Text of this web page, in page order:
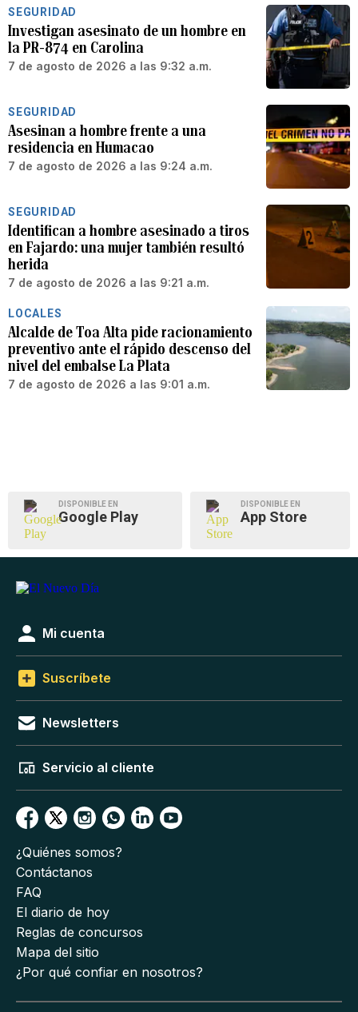
SEGURIDAD
Investigan asesinato de un hombre en
la PR-874 en Carolina
7 de agosto de 2026 a las 9:32 a.m.
SEGURIDAD
Asesinan a hombre frente a una
residencia en Humacao
7 de agosto de 2026 a las 9:24 a.m.
SEGURIDAD
Identifican a hombre asesinado a tiros
en Fajardo: una mujer también resultó
herida
7 de agosto de 2026 a las 9:21 a.m.
LOCALES
Alcalde de Toa Alta pide racionamiento
preventivo ante el rápido descenso del
nivel del embalse La Plata
7 de agosto de 2026 a las 9:01 a.m.
DISPONIBLE EN
Google Play
DISPONIBLE EN
App Store
Mi cuenta
Suscríbete
Newsletters
Servicio al cliente
¿Quiénes somos?
Contáctanos
FAQ
El diario de hoy
Reglas de concursos
Mapa del sitio
¿Por qué confiar en nosotros?